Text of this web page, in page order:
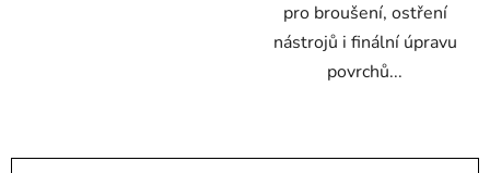
pro broušení, ostření
nástrojů i finální úpravu
povrchů...